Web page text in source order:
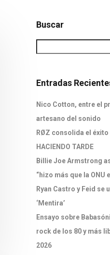
Buscar
Entradas
Nico Cotton, entre el
artesano del sonido
RØZ consolida el éxito
HACIENDO TARDE
Billie Joe Armstrong
“hizo más que la ONU
Ryan Castro y Feid se
‘Mentira’
Ensayo sobre
rock de los 80 y más
2026